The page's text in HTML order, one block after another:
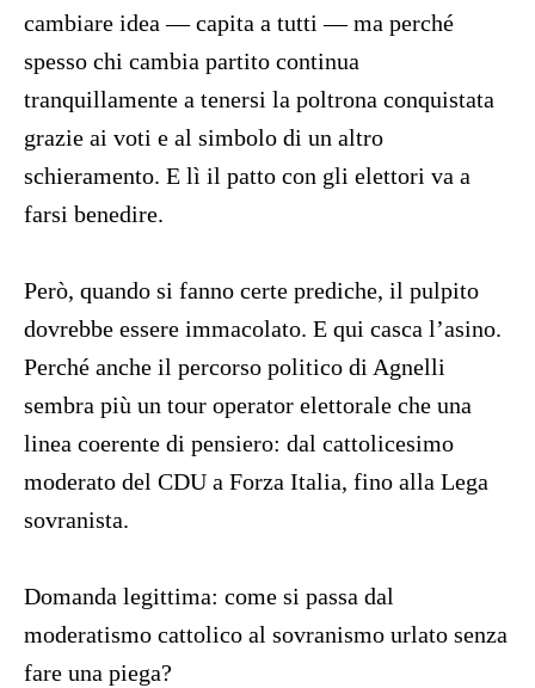
cambiare idea — capita a tutti — ma perché
spesso chi cambia partito continua
tranquillamente a tenersi la poltrona conquistata
grazie ai voti e al simbolo di un altro
schieramento. E lì il patto con gli elettori va a
farsi benedire.
Però, quando si fanno certe prediche, il pulpito
dovrebbe essere immacolato. E qui casca l’asino.
Perché anche il percorso politico di Agnelli
sembra più un tour operator elettorale che una
linea coerente di pensiero: dal cattolicesimo
moderato del CDU a Forza Italia, fino alla Lega
sovranista.
Domanda legittima: come si passa dal
moderatismo cattolico al sovranismo urlato senza
fare una piega?